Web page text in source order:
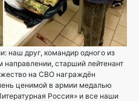
наш друг, командир одного из
старший лейтенант
на СВО награждён
ценимой в армии медалью
Россия» и все наши